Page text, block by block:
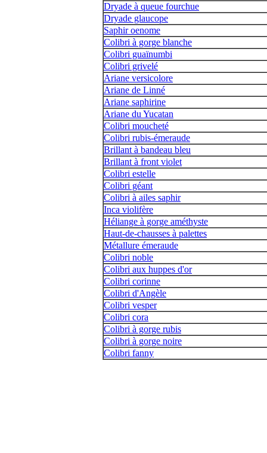
Dryade à queue fourchue
Dryade glaucope
Saphir oenome
Colibri à gorge blanche
Colibri guaïnumbi
Colibri grivelé
Ariane versicolore
Ariane de Linné
Ariane saphirine
Ariane du Yucatan
Colibri moucheté
Colibri rubis-émeraude
Brillant à bandeau bleu
Brillant à front violet
Colibri estelle
Colibri géant
Colibri à ailes saphir
Inca violifère
Héliange à gorge améthyste
Haut-de-chausses à palettes
Métallure émeraude
Colibri noble
Colibri aux huppes d'or
Colibri corinne
Colibri d'Angèle
Colibri vesper
Colibri cora
Colibri à gorge rubis
Colibri à gorge noire
Colibri fanny